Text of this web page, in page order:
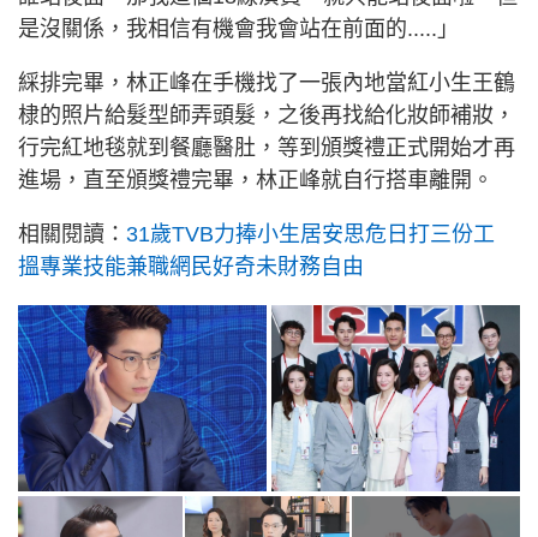
是沒關係，我相信有機會我會站在前面的.....」
綵排完畢，林正峰在手機找了一張內地當紅小生王鶴
棣的照片給髮型師弄頭髮，之後再找給化妝師補妝，
行完紅地毯就到餐廳醫肚，等到頒獎禮正式開始才再
進場，直至頒獎禮完畢，林正峰就自行搭車離開。
相關閱讀： 31歲TVB力捧小生居安思危日打三份工
搵專業技能兼職網民好奇未財務自由